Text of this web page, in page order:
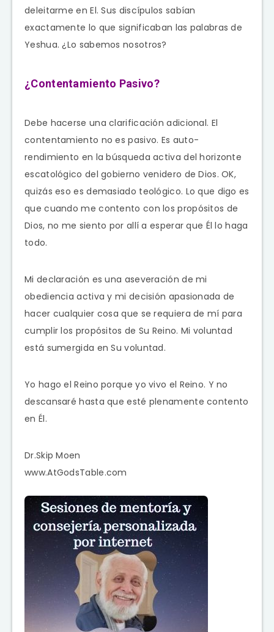
deleitarme en El. Sus discípulos sabían
exactamente lo que significaban las palabras de
Yeshua. ¿Lo sabemos nosotros?
¿Contentamiento Pasivo?
Debe hacerse una clarificación adicional. El
contentamiento no es pasivo. Es auto-
rendimiento en la búsqueda activa del horizonte
escatológico del gobierno venidero de Dios. OK,
quizás eso es demasiado teológico. Lo que digo es
que cuando me contento con los propósitos de
Dios, no me siento por allí a esperar que Él lo haga
todo.
Mi declaración es una aseveración de mi
obediencia activa y mi decisión apasionada de
hacer cualquier cosa que se requiera de mí para
cumplir los propósitos de Su Reino. Mi voluntad
está sumergida en Su voluntad.
Yo hago el Reino porque yo vivo el Reino. Y no
descansaré hasta que esté plenamente contento
en Él.
Dr.Skip Moen
www.AtGodsTable.com